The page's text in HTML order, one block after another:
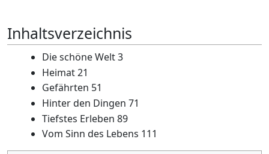
Inhaltsverzeichnis
Die schöne Welt 3
Heimat 21
Gefährten 51
Hinter den Dingen 71
Tiefstes Erleben 89
Vom Sinn des Lebens 111